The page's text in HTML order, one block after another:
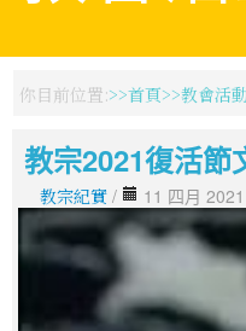
你目前位置: 首頁 教會活
教宗2021復活節
教宗紀實 / 11 四月 2021